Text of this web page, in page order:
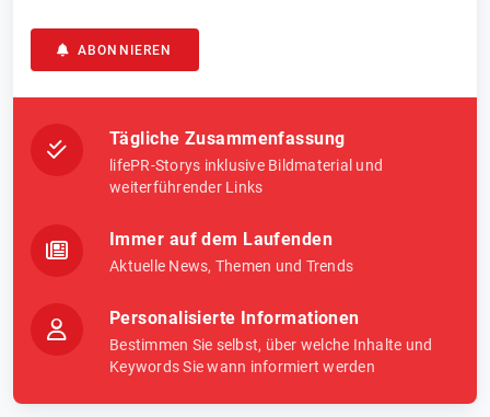
ABONNIEREN
Tägliche Zusammenfassung
lifePR-Storys inklusive Bildmaterial und
weiterführender Links
Immer auf dem Laufenden
Aktuelle News, Themen und Trends
Personalisierte Informationen
Bestimmen Sie selbst, über welche Inhalte und
Keywords Sie wann informiert werden